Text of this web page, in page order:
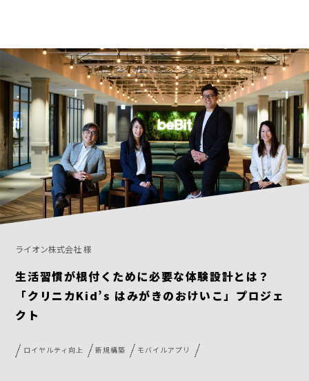
ライオン株式会社 様
生活習慣が根付くために必要な体験設計とは？
「クリニカKid’s はみがきのおけいこ」プロジェ
クト
ロイヤルティ向上 新規構築 モバイルアプリ